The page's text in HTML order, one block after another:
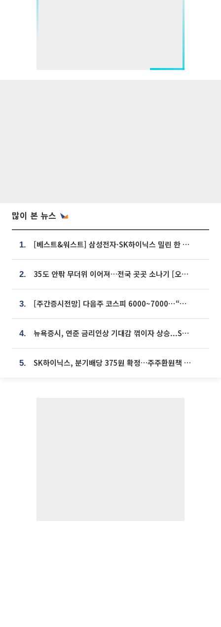
많이 본 뉴스
1. [베스트&워스트] 삼성전자·SK하이닉스 밀린 한 주…상상인증권은 85% 급등
2. 35도 안팎 무더위 이어져…전국 곳곳 소나기 [오늘 날씨]
3. [주간증시전망] 다음주 코스피 6000~7000⋯“外人 수급은 정책이 변수”
4. 뉴욕증시, 연준 금리인상 기대감 꺾이자 상승...S&P500 사상 최고치 [종합]
5. SK하이닉스, 분기배당 375원 확정…주주환원책 9월로 앞당겨 발표